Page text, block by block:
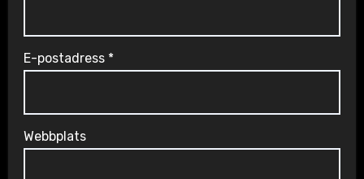
E-postadress *
Webbplats